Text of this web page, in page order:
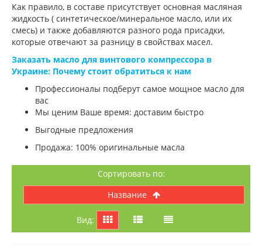
Как правило, в составе присутствует основная масляная
жидкость ( синтетическое/минеральное масло, или их
смесь) и также добавляются разного рода присадки,
которые отвечают за разницу в свойствах масел.
Заказать масло для винтового компрессора в
Украине: Почему стоит обратиться к нам
Профессионалы подберут самое мощное масло для
вас
Мы ценим Ваше время: доставим быстро
Выгодные предложения
Продажа: 100% оригинальные масла
Сортировать по:
название
Вид: